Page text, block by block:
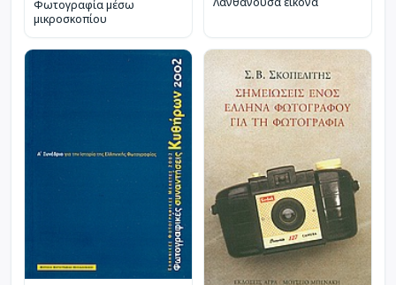
Φωτογραφία μέσω
μικροσκοπίου